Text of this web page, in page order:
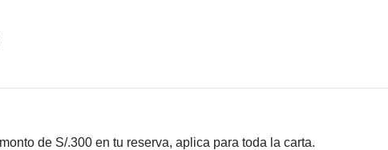
de S/.300 en tu reserva, aplica para toda la carta.